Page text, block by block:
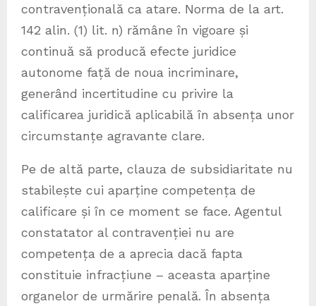
contravențională ca atare. Norma de la art.
142 alin. (1) lit. n) rămâne în vigoare și
continuă să producă efecte juridice
autonome față de noua incriminare,
generând incertitudine cu privire la
calificarea juridică aplicabilă în absența unor
circumstanțe agravante clare.
Pe de altă parte, clauza de subsidiaritate nu
stabilește cui aparține competența de
calificare și în ce moment se face. Agentul
constatator al contravenției nu are
competența de a aprecia dacă fapta
constituie infracțiune – aceasta aparține
organelor de urmărire penală. În absența